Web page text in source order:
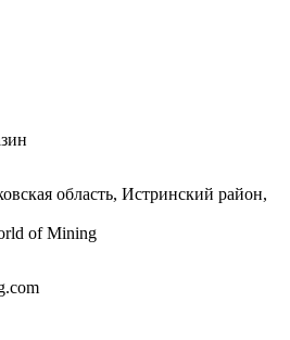
область, Истринский район,
of Mining